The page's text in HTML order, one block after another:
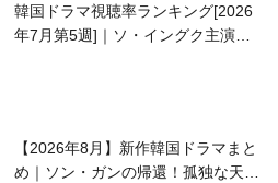
韓国ドラマ視聴率ランキング[2026
年7月第5週]｜ソ・イングク主演の
【2026年8月】新作韓国ドラマまと
め｜ソン・ガンの帰還！孤独な天才